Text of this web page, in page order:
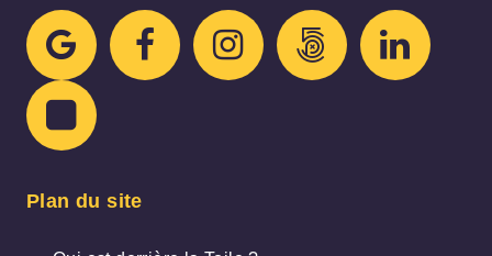
Plan du site